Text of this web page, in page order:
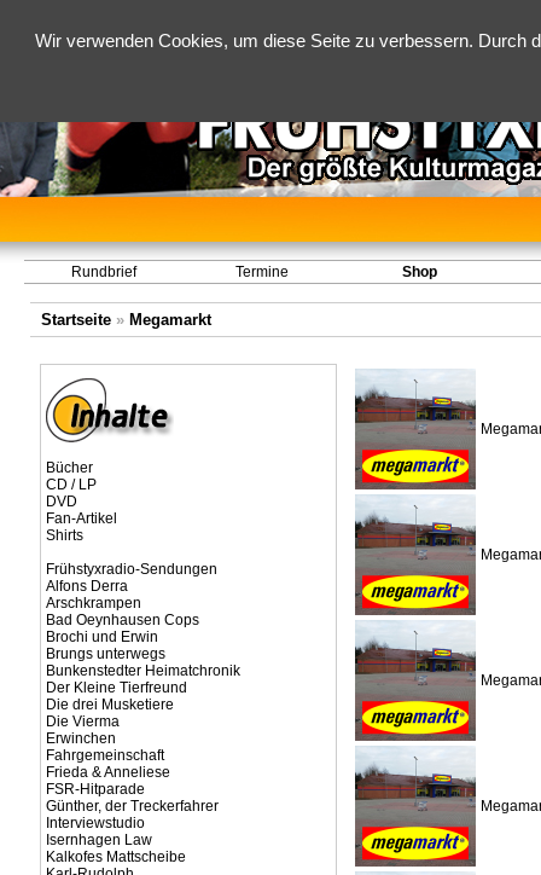
Wir verwenden Cookies, um diese Seite zu verbessern.
Rundbrief Termine Shop
Startseite» Megamarkt
Bücher
CD / LP
DVD
Fan-Artikel
Shirts
Frühstyxradio-Sendungen
Alfons Derra
Arschkrampen
Bad Oeynhausen Cops
Brochi und Erwin
Brungs unterwegs
Bunkenstedter Heimatchronik
Der Kleine Tierfreund
Die drei Musketiere
Die Vierma
Erwinchen
Fahrgemeinschaft
Frieda & Anneliese
FSR-Hitparade
Günther, der Treckerfahrer
Interviewstudio
Isernhagen Law
Kalkofes Mattscheibe